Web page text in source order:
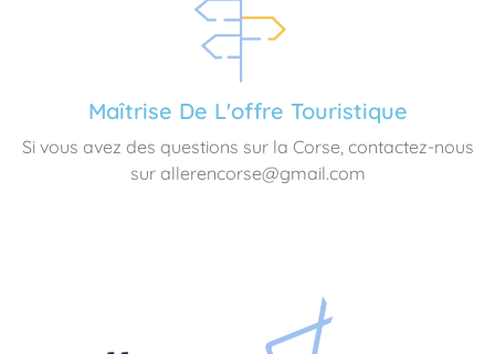
Maîtrise De L'offre Touristique
Si vous avez des questions sur la Corse, contactez-nous
sur allerencorse@gmail.com